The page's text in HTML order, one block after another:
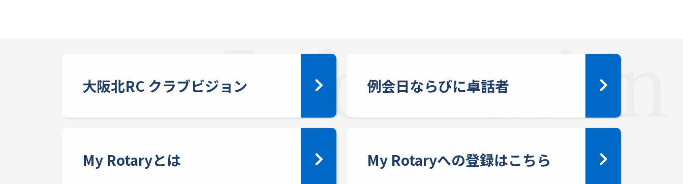
大阪北RC クラブビジョン 例会日ならびに卓話者
My Rotaryとは My Rotaryへの登録はこちら